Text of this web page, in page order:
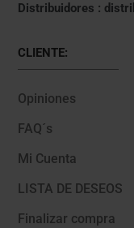
Distribuidores :
CLIENTE:
Opiniones
FAQ´s
Mi Cuenta
LISTA DE DESEOS
Finalizar compra